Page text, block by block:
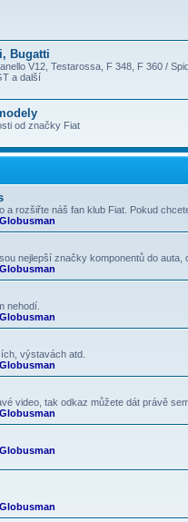
Bugatti
V12, Testarossa, F 348, F 360 /
a další
od značky Fiat
a rozšiřte náš fan klub Fiat. Pokud
Globusman
nejlepší značky komponentů do auta,
Globusman
nehodí.
Globusman
výstavách atd.
Globusman
video, tak odkaz můžete dát právě
Globusman
Globusman
Globusman